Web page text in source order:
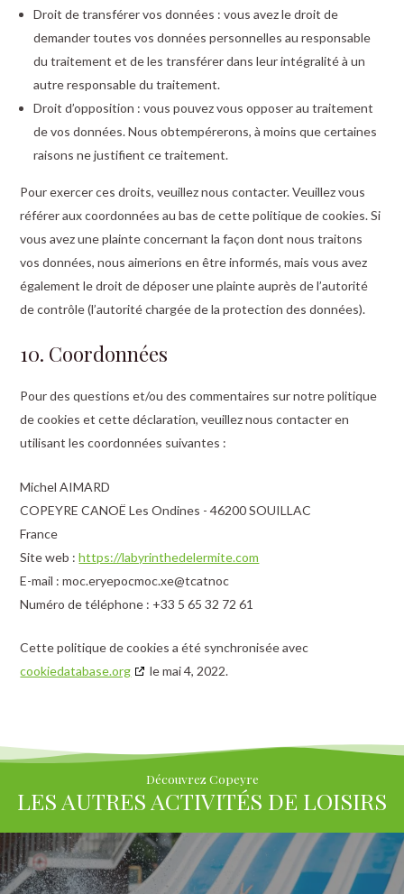
Droit de transférer vos données : vous avez le droit de
demander toutes vos données personnelles au responsable
du traitement et de les transférer dans leur intégralité à un
autre responsable du traitement.
Droit d’opposition : vous pouvez vous opposer au traitement
de vos données. Nous obtempérerons, à moins que certaines
raisons ne justifient ce traitement.
Pour exercer ces droits, veuillez nous contacter. Veuillez vous
référer aux coordonnées au bas de cette politique de cookies. Si
vous avez une plainte concernant la façon dont nous traitons
vos données, nous aimerions en être informés, mais vous avez
également le droit de déposer une plainte auprès de l’autorité
de contrôle (l’autorité chargée de la protection des données).
10. Coordonnées
Pour des questions et/ou des commentaires sur notre politique
de cookies et cette déclaration, veuillez nous contacter en
utilisant les coordonnées suivantes :
Michel AIMARD
COPEYRE CANOË Les Ondines - 46200 SOUILLAC
France
Site web :https://labyrinthedelermite.com
E-mail :
contact@
ex.com
copeyre.com
Numéro de téléphone : +33 5 65 32 72 61
Cette politique de cookies a été synchronisée avec
cookiedatabase.org
le mai 4, 2022.
Découvrez Copeyre
LES AUTRES ACTIVITÉS DE LOISIRS